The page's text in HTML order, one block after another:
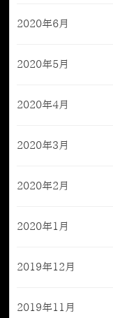
2020年6月
2020年5月
2020年4月
2020年3月
2020年2月
2020年1月
2019年12月
2019年11月